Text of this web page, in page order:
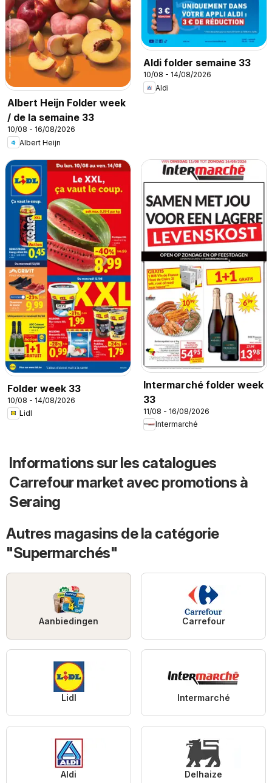
Albert Heijn Folder week
/ de la semaine 33
10/08 - 16/08/2026
Albert Heijn
Aldi folder semaine 33
10/08 - 14/08/2026
Aldi
Folder week 33
10/08 - 14/08/2026
Lidl
Intermarché folder week
33
11/08 - 16/08/2026
Intermarché
Informations sur les catalogues
Carrefour market avec promotions à
Seraing
Autres magasins de la catégorie
"Supermarchés"
Aanbiedingen Carrefour
Lidl Intermarché
Aldi Delhaize